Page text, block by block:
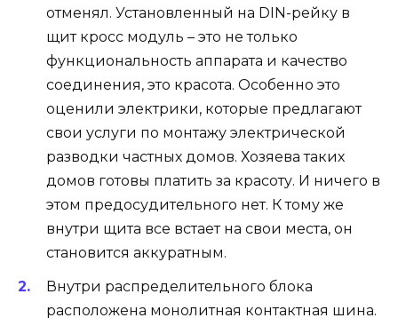
отменял. Установленный на DIN-рейку в
щит кросс модуль – это не только
функциональность аппарата и качество
соединения, это красота. Особенно это
оценили электрики, которые предлагают
свои услуги по монтажу электрической
разводки частных домов. Хозяева таких
домов готовы платить за красоту. И ничего в
этом предосудительного нет. К тому же
внутри щита все встает на свои места, он
становится аккуратным.
Внутри распределительного блока
расположена монолитная контактная шина.